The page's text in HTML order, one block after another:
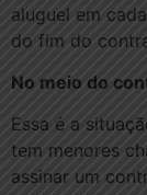
aluguel em
do fim do
No meio do
Essa é a
tem menores
assinar um